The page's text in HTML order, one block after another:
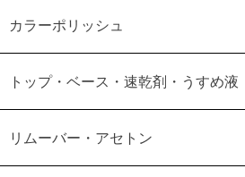
カラーポリッシュ
トップ・ベース・速乾剤・うすめ液
リムーバー・アセトン